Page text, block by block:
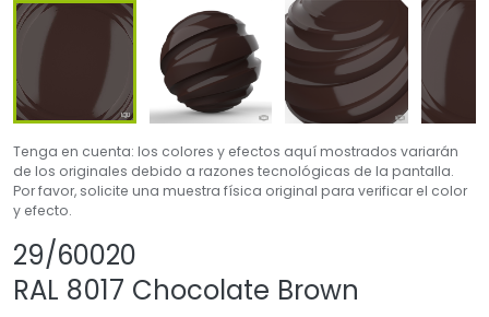
Tenga en cuenta: los colores y efectos aquí mostrados variarán
de los originales debido a razones tecnológicas de la pantalla.
Por favor, solicite una muestra física original para verificar el color
y efecto.
29/60020
RAL 8017 Chocolate Brown